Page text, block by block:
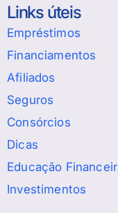
Links úteis
Empréstimos
Financiamentos
Afiliados
Seguros
Consórcios
Dicas
Educação
Investimentos